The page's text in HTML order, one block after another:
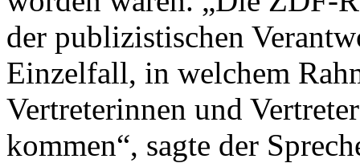
der publizistischen
Einzelfall, in welchem
Vertreterinnen und
kommen“, sagte der